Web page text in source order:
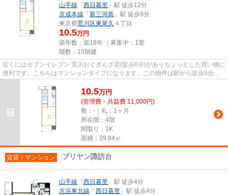
山手線 「 西日暮里 」駅 徒歩12分
京成本線 「 新三河島 」駅 徒歩9分
東京都荒川区東尾久 ４丁目
10.5万円
築年数：築18年 ｜募集中： 1室
階数：10階建
近くにはセブンイレブン 荒川おぐぎんざ店(徒歩6分)がありちょっとした買い物に
便利です。こちらはマンションタイプになります。この物件は駅から徒歩5分の
10.5万円
(管理費・共益費 11,000円)
敷：-｜礼：1ヶ月
所在階：4階
間取り：1K
面積：29.84㎡
賃貸｜マンション ブリヤン諏訪台
山手線 「 西日暮里 」駅 徒歩4分
京浜東北線 「 西日暮里 」駅 徒歩4分